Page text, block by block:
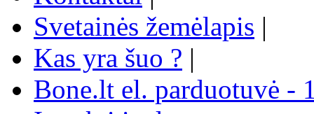
Svetainės žemėlapis |
Kas yra šuo ? |
Bone.lt el. parduotuvė -